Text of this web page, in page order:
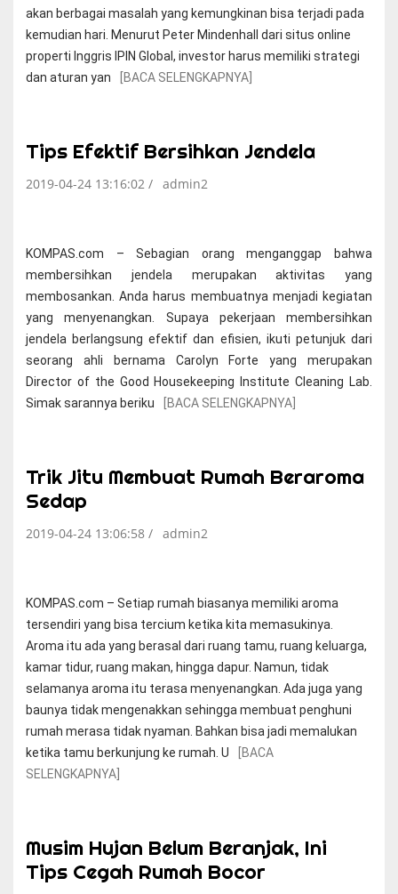
akan berbagai masalah yang kemungkinan bisa terjadi pada
kemudian hari. Menurut Peter Mindenhall dari situs online
properti Inggris IPIN Global, investor harus memiliki strategi
dan aturan yan
[BACA SELENGKAPNYA]
Tips Efektif Bersihkan Jendela
2019-04-24 13:16:02 / admin2
KOMPAS.com – Sebagian orang menganggap bahwa
membersihkan jendela merupakan aktivitas yang
membosankan. Anda harus membuatnya menjadi kegiatan
yang menyenangkan. Supaya pekerjaan membersihkan
jendela berlangsung efektif dan efisien, ikuti petunjuk dari
seorang ahli bernama Carolyn Forte yang merupakan
Director of the Good Housekeeping Institute Cleaning Lab.
Simak sarannya beriku
[BACA SELENGKAPNYA]
Trik Jitu Membuat Rumah Beraroma
Sedap
2019-04-24 13:06:58 / admin2
KOMPAS.com – Setiap rumah biasanya memiliki aroma
tersendiri yang bisa tercium ketika kita memasukinya.
Aroma itu ada yang berasal dari ruang tamu, ruang keluarga,
kamar tidur, ruang makan, hingga dapur. Namun, tidak
selamanya aroma itu terasa menyenangkan. Ada juga yang
baunya tidak mengenakkan sehingga membuat penghuni
rumah merasa tidak nyaman. Bahkan bisa jadi memalukan
ketika tamu berkunjung ke rumah. U
[BACA
SELENGKAPNYA]
Musim Hujan Belum Beranjak, Ini
Tips Cegah Rumah Bocor